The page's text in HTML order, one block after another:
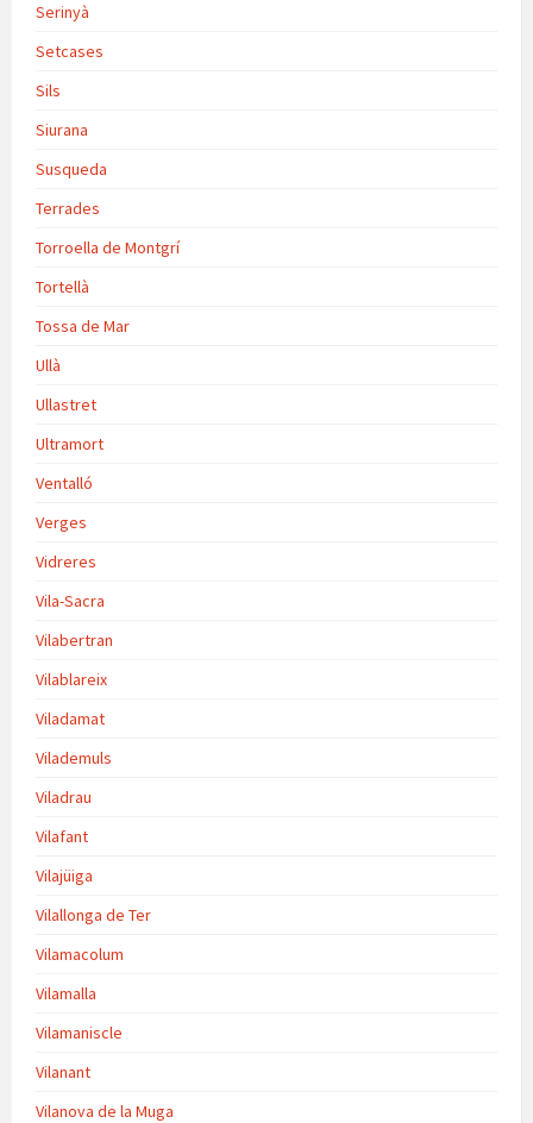
Serinyà
Setcases
Sils
Siurana
Susqueda
Terrades
Torroella de Montgrí
Tortellà
Tossa de Mar
Ullà
Ullastret
Ultramort
Ventalló
Verges
Vidreres
Vila-Sacra
Vilabertran
Vilablareix
Viladamat
Vilademuls
Viladrau
Vilafant
Vilajüiga
Vilallonga de Ter
Vilamacolum
Vilamalla
Vilamaniscle
Vilanant
Vilanova de la Muga